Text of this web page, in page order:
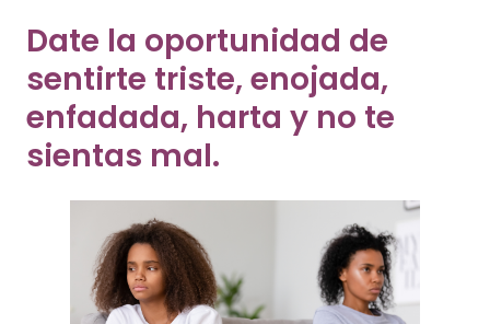
Date la oportunidad de
sentirte triste, enojada,
enfadada, harta y no te
sientas mal.